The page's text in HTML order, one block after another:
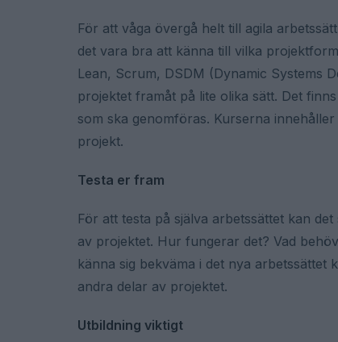
För att våga övergå helt till agila
det vara bra att känna till vilka
Lean, Scrum, DSDM (Dynamic Systems
projektet framåt på lite olika sätt. Det
som ska genomföras. Kurserna
projekt.
Testa er fram
För att testa på själva arbetssättet kan
av projektet. Hur fungerar det? Vad
känna sig bekväma i det nya arbetssättet
andra delar av projektet.
Utbildning viktigt